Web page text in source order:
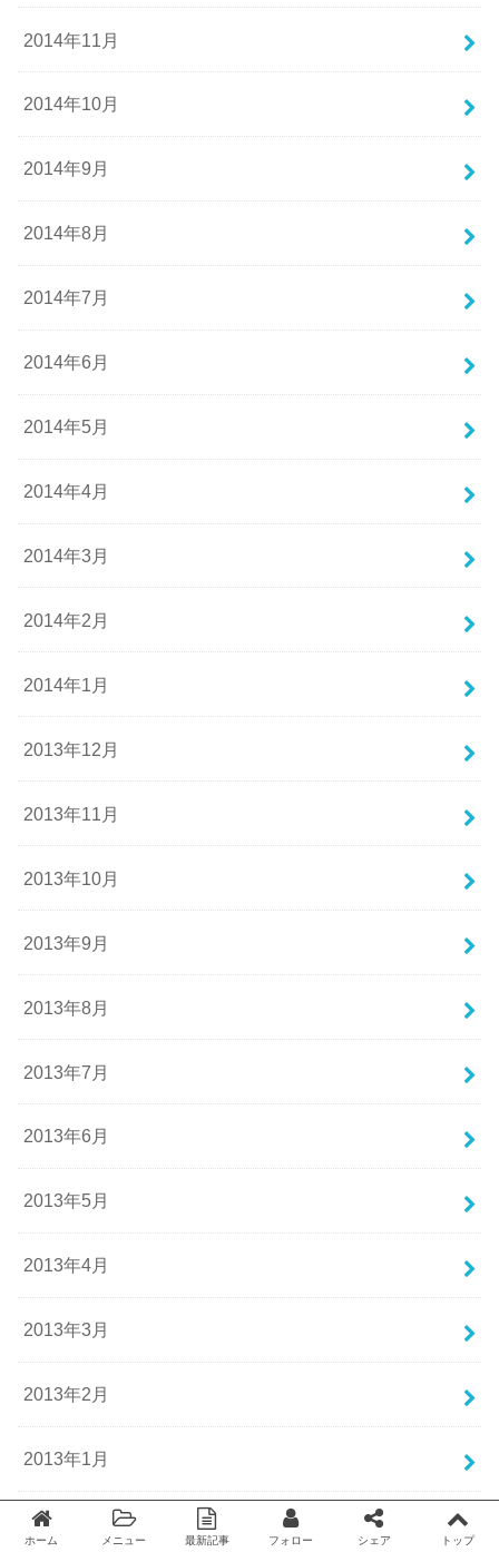
2014年11月
2014年10月
2014年9月
2014年8月
2014年7月
2014年6月
2014年5月
2014年4月
2014年3月
2014年2月
2014年1月
2013年12月
2013年11月
2013年10月
2013年9月
2013年8月
2013年7月
2013年6月
2013年5月
2013年4月
2013年3月
2013年2月
2013年1月
2012年12月
ホーム メニュー 最新記事 フォロー シェア トップ
Twitter facebook